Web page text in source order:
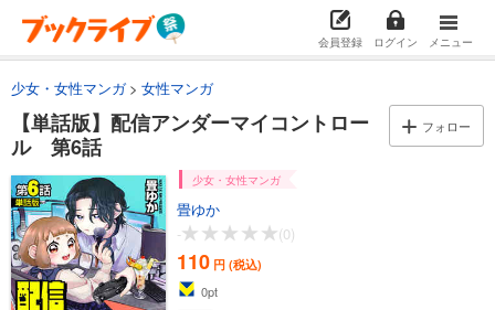
会員登録 ログイン メニュー
少女・女性マンガ 女性マンガ
【単話版】配信アンダーマイコントロー
ル 第6話
フォロー
少女・女性マンガ
畳ゆか
-
(0)
110 円 (税込)
0pt